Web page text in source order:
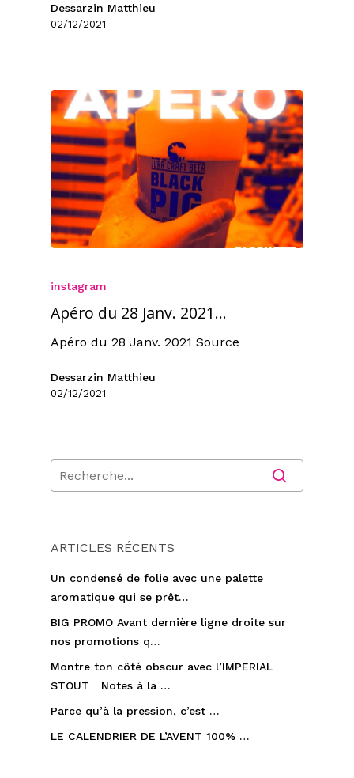
Dessarzin Matthieu
02/12/2021
instagram
Apéro du 28 Janv. 2021…
Apéro du 28 Janv. 2021 Source
Dessarzin Matthieu
02/12/2021
ARTICLES RÉCENTS
Un condensé de folie avec une palette
aromatique qui se prêt…
BIG PROMO Avant dernière ligne droite sur
nos promotions q…
Montre ton côté obscur avec l’IMPERIAL
STOUT Notes à la …
Parce qu’à la pression, c’est …
LE CALENDRIER DE L’AVENT 100% …